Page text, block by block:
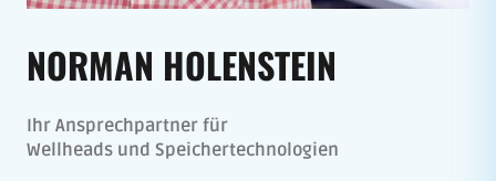
NORMAN HOLENSTEIN
Ihr Ansprechpartner für
Wellheads und Speichertechnologien